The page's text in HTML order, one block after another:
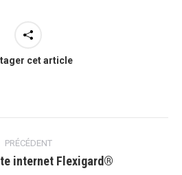
cet article
PRÉCÉDENT
Article
internet Flexigard®